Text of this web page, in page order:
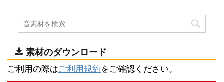
素材のダウンロード
ご利用の際はご利用規約をご確認ください。